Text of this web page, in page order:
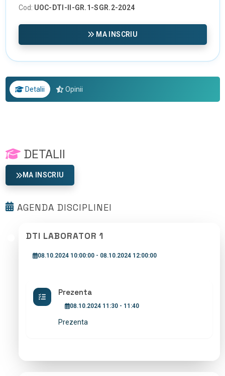
Cod: UOC-DTI-II-GR.1-SGR.2-2024
MA INSCRIU
Detalii Opinii
DETALII
MA INSCRIU
AGENDA DISCIPLINEI
DTI LABORATOR 1
08.10.2024 10:00:00 - 08.10.2024 12:00:00
Prezenta
08.10.2024 11:30 - 11:40
Prezenta